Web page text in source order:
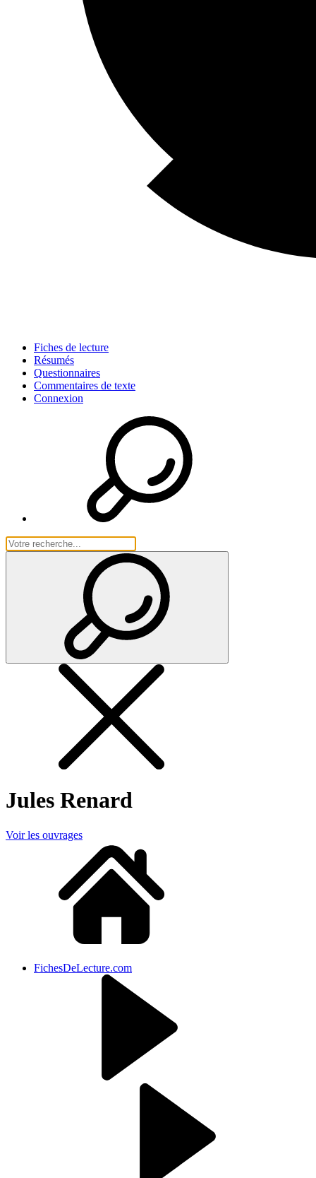
Fiches de lecture
Résumés
Questionnaires
Commentaires de texte
Connexion
Jules Renard
Voir les ouvrages
FichesDeLecture.com